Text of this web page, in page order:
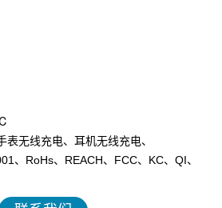
无线充电、耳机无线充电、
、RoHs、REACH、FCC、KC、QI、